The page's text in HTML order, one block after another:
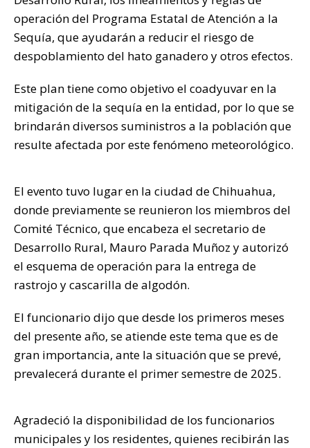
p
p
o
o
k
n
k
ti
r
operación del Programa Estatal de Atención a la
Sequía, que ayudarán a reducir el riesgo de
despoblamiento del hato ganadero y otros efectos.
Este plan tiene como objetivo el coadyuvar en la
mitigación de la sequía en la entidad, por lo que se
brindarán diversos suministros a la población que
resulte afectada por este fenómeno meteorológico.
El evento tuvo lugar en la ciudad de Chihuahua,
donde previamente se reunieron los miembros del
Comité Técnico, que encabeza el secretario de
Desarrollo Rural, Mauro Parada Muñoz y autorizó
el esquema de operación para la entrega de
rastrojo y cascarilla de algodón.
El funcionario dijo que desde los primeros meses
del presente año, se atiende este tema que es de
gran importancia, ante la situación que se prevé,
prevalecerá durante el primer semestre de 2025.
Agradeció la disponibilidad de los funcionarios
municipales y los residentes, quienes recibirán las